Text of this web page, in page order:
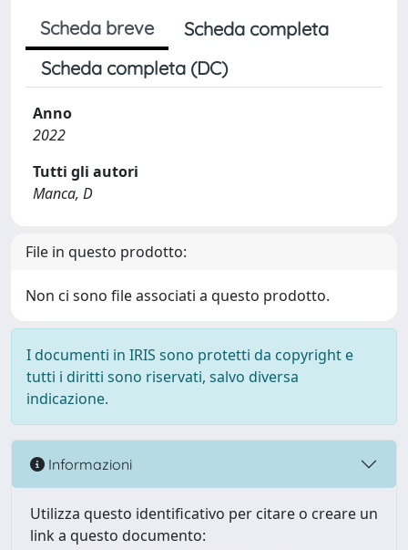
Scheda breve
Scheda completa
Scheda completa (DC)
Anno
2022
Tutti gli autori
Manca, D
File in questo prodotto:
Non ci sono file associati a questo prodotto.
I documenti in IRIS sono protetti da copyright e
tutti i diritti sono riservati, salvo diversa
indicazione.
Informazioni
Utilizza questo identificativo per citare o creare un
link a questo documento: